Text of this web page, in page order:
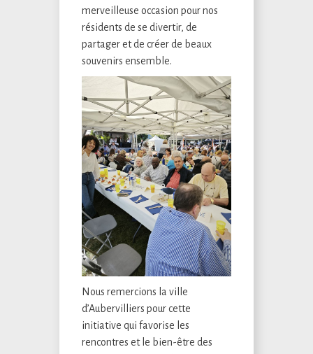
merveilleuse occasion pour nos
résidents de se divertir, de
partager et de créer de beaux
souvenirs ensemble.
Nous remercions la ville
d’Aubervilliers pour cette
initiative qui favorise les
rencontres et le bien-être des